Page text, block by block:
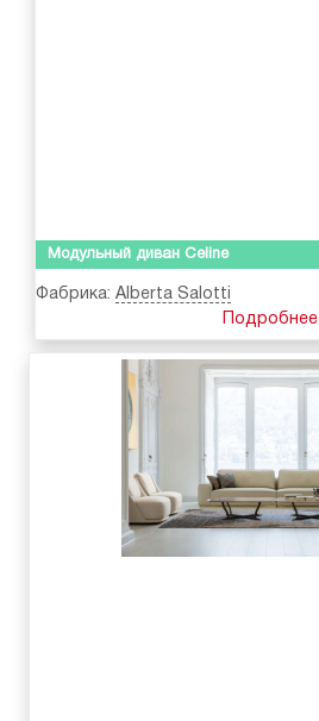
Модульный диван Celine
Фабрика: Alberta Salotti
Подробнее